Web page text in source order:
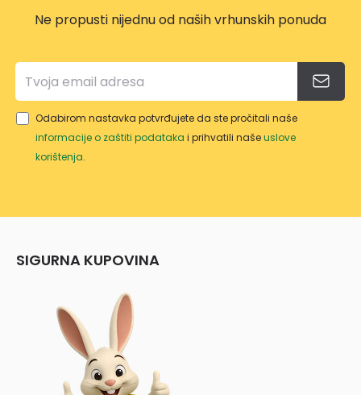
Ne propusti nijednu od naših vrhunskih ponuda
Odabirom nastavka potvrđujete da ste pročitali naše
informacije o zaštiti podataka i prihvatili našeuslove
korištenja.
SIGURNA KUPOVINA